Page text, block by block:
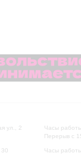
ул., 2
30
Часы
Перерыв с
Часы